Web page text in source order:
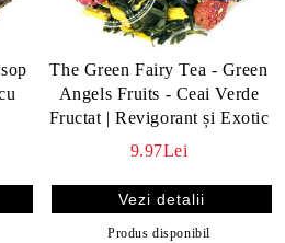
The Green Fairy Tea - Green
Angels Fruits - Ceai Verde
Fructat | Revigorant și Exotic
9.97Lei
Vezi detalii
Produs disponibil